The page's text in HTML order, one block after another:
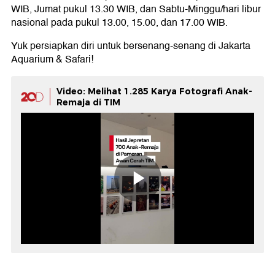
WIB, Jumat pukul 13.30 WIB, dan Sabtu-Minggu/hari libur
nasional pada pukul 13.00, 15.00, dan 17.00 WIB.
Yuk persiapkan diri untuk bersenang-senang di Jakarta
Aquarium & Safari!
Video: Melihat 1.285 Karya Fotografi Anak-
Remaja di TIM